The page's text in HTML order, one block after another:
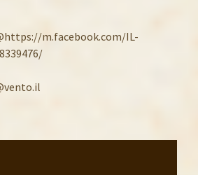
m.facebook.com/IL-